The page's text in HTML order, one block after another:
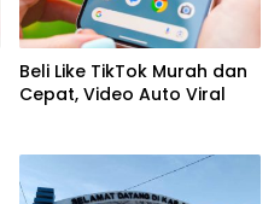
Beli Like TikTok Murah dan
Cepat, Video Auto Viral